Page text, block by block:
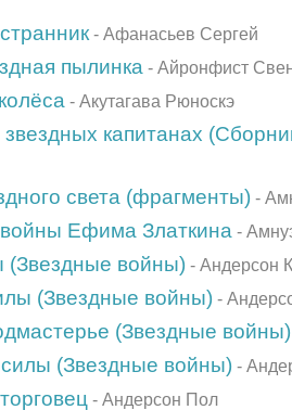
- Афанасьев Сергей
пылинка - Айронфист
- Акутагава Рюноскэ
капитанах
света (фрагменты) -
Ефима Златкина -
(Звездные войны) - Андерсон
(Звездные войны) -
(Звездные войны)
(Звездные войны) -
- Андерсон Пол